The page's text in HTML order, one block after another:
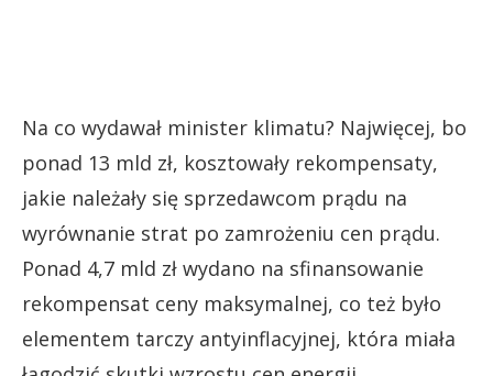
Na co wydawał minister klimatu? Najwięcej, bo
ponad 13 mld zł, kosztowały rekompensaty,
jakie należały się sprzedawcom prądu na
wyrównanie strat po zamrożeniu cen prądu.
Ponad 4,7 mld zł wydano na sfinansowanie
rekompensat ceny maksymalnej, co też było
elementem tarczy antyinflacyjnej, która miała